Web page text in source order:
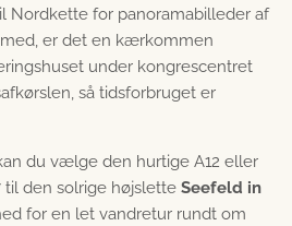
Nordkette for panoramabilleder af
er det en kærkommen
under kongrescentret
så tidsforbruget er
du vælge den hurtige A12 eller
til den solrige højslette Seefeld in
for en let vandretur rundt om